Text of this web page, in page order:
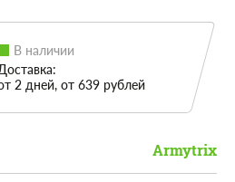
В наличии
2 дней, от 639 рублей
Armytrix